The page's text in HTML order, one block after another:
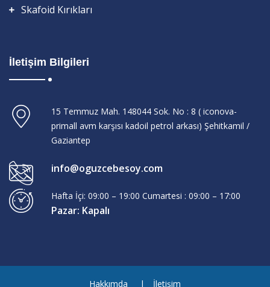
Skafoid Kırıkları
İletişim Bilgileri
15 Temmuz Mah. 148044 Sok. No : 8 ( iconova-
primall avm karşısı kadoil petrol arkası) Şehitkamil /
Gaziantep
info@oguzcebesoy.com
Hafta İçi: 09:00 – 19:00 Cumartesi : 09:00 – 17:00
Pazar: Kapalı
Hakkımda İletişim